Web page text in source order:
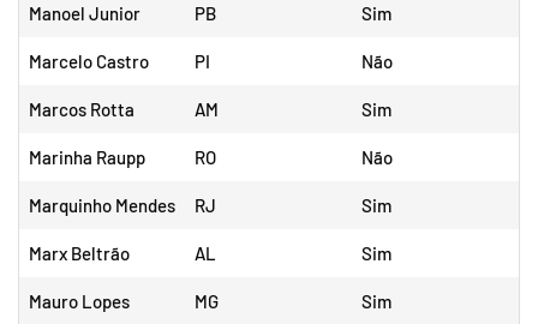
Manoel Junior PB Sim
Marcelo Castro PI Não
Marcos Rotta AM Sim
Marinha Raupp RO Não
Marquinho Mendes RJ Sim
Marx Beltrão AL Sim
Mauro Lopes MG Sim